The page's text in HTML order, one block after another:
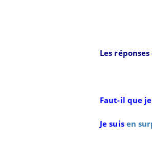
Les
Faut-il que
Je suis en